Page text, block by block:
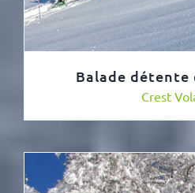
Balade
Crest